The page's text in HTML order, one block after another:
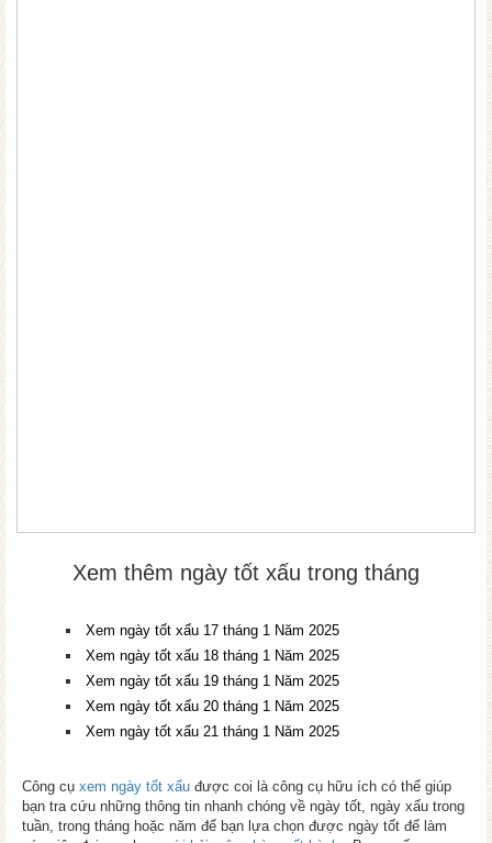
Xem thêm ngày tốt xấu trong tháng
Xem ngày tốt xấu 17 tháng 1 Năm 2025
Xem ngày tốt xấu 18 tháng 1 Năm 2025
Xem ngày tốt xấu 19 tháng 1 Năm 2025
Xem ngày tốt xấu 20 tháng 1 Năm 2025
Xem ngày tốt xấu 21 tháng 1 Năm 2025
Công cụ xem ngày tốt xấu được coi là công cụ hữu ích có thể giúp
bạn tra cứu những thông tin nhanh chóng về ngày tốt, ngày xấu trong
tuần, trong tháng hoặc năm để bạn lựa chọn được ngày tốt để làm